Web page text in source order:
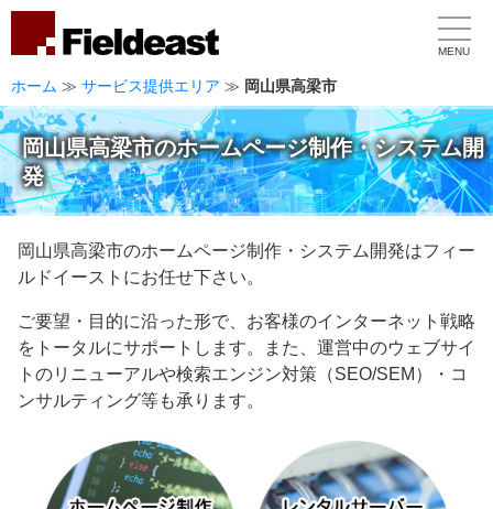
MENU
ホーム ≫ サービス提供エリア ≫ 岡山県高梁市
岡山県高梁市のホームページ制作・システム開
発
岡山県高梁市のホームページ制作・システム開発はフィー
ルドイーストにお任せ下さい。
ご要望・目的に沿った形で、お客様のインターネット戦略
をトータルにサポートします。また、運営中のウェブサイ
トのリニューアルや検索エンジン対策（SEO/SEM）・コ
ンサルティング等も承ります。